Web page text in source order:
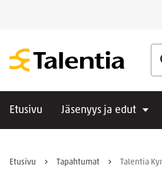
Etusivu Jäsenyys ja edut
Etusivu Tapahtumat Talentia